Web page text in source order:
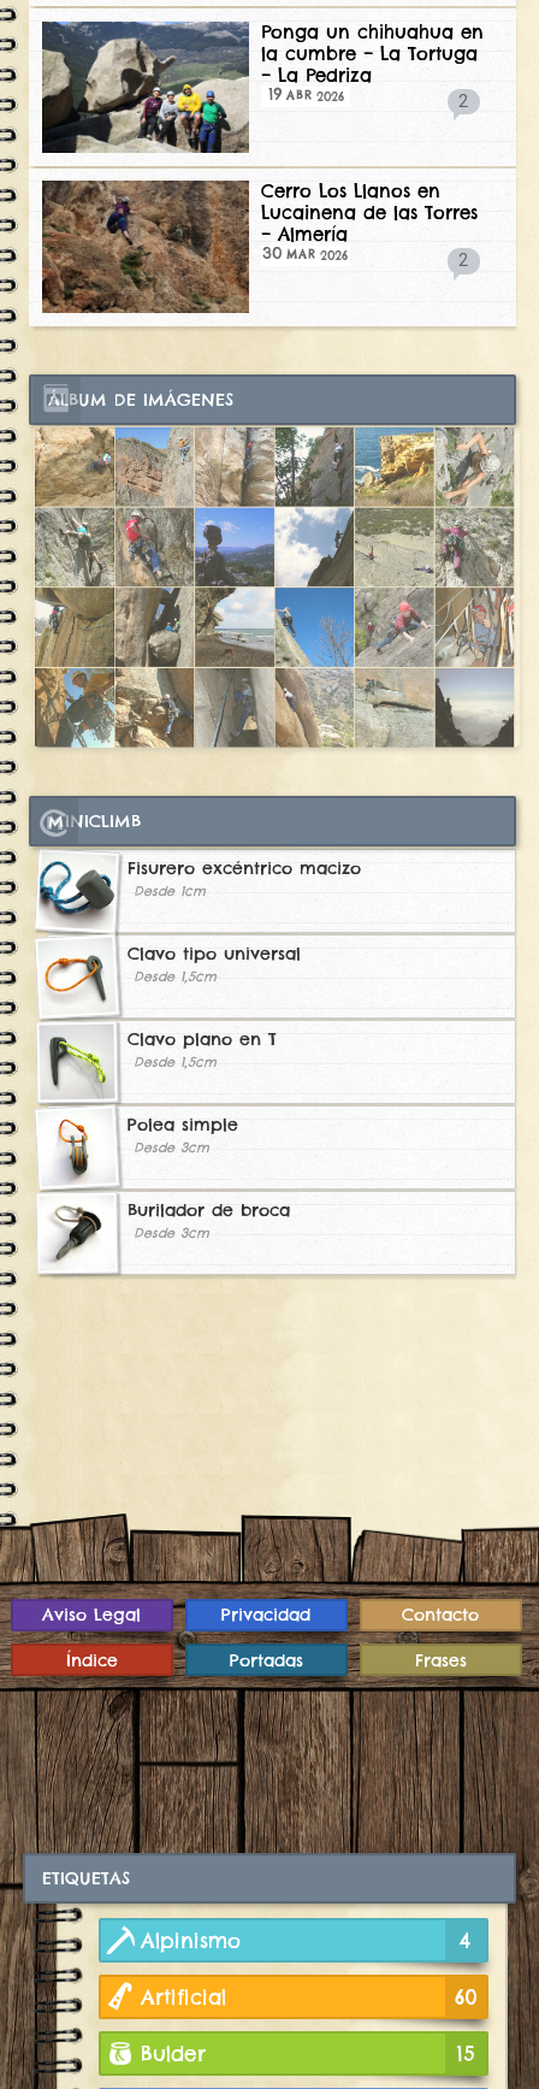
Ponga un chihuahua en
la cumbre – La Tortuga
– La Pedriza
19 ABR 2026 2
Cerro Los Llanos en
Lucainena de las Torres
– Almería
30 MAR 2026 2
ÁLBUM DE IMÁGENES
MINICLIMB
Fisurero excéntrico macizo
Desde 1cm
Clavo tipo universal
Desde 1,5cm
Clavo plano en T
Desde 1,5cm
Polea simple
Desde 3cm
Burilador de broca
Desde 3cm
Contacto
Privacidad
Aviso Legal
Frases
Portadas
Índice
ETIQUETAS
Alpinismo 4
Artificial 60
Bulder 15